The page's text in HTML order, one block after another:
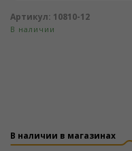
В наличии
Артикул: 10810-12
В наличии в магазинах